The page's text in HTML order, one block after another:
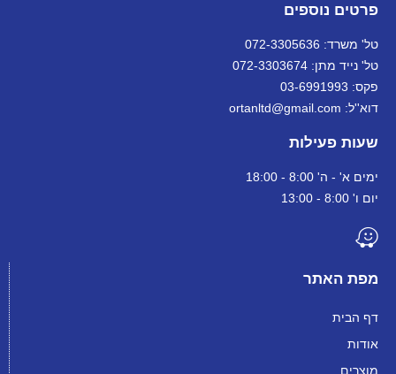
מפת האתר
דף הבית
אודות
מוצרים
פרטים נוספים
טל' משרד: 072-3305636
טל' נייד מתן: 072-3303674
פקס: 03-6991993
דוא''ל: ortanltd@gmail.com
שעות פעילות
ימים א' - ה' 8:00 - 18:00
יום ו' 8:00 - 13:00